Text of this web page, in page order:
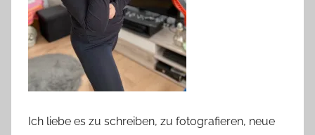
Ich liebe es zu schreiben, zu fotografieren, neue